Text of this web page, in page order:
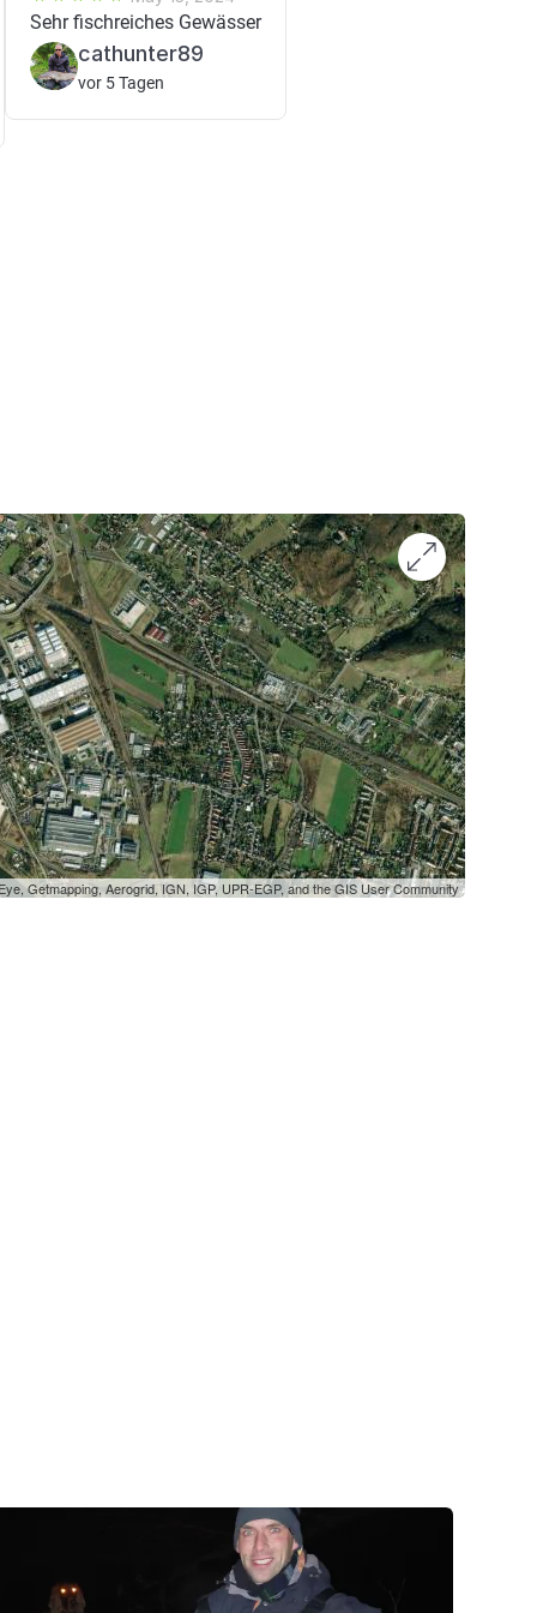
Sehr fischreiches Gewässer
cathunter89
vor 5 Tagen
Getmapping, Aerogrid, IGN, IGP, UPR-EGP, and the GIS User Community